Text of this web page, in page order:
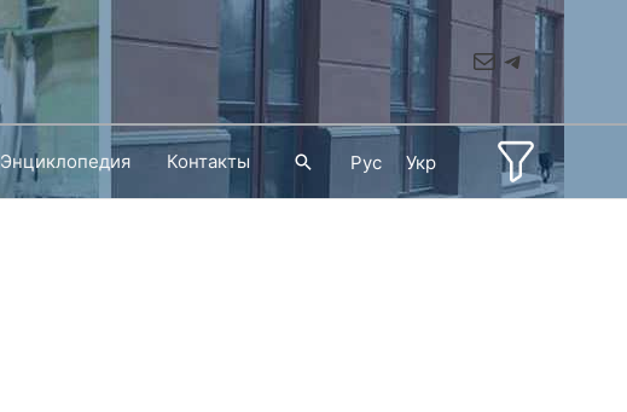
MailTelegram
Энциклопедия Контакты ПоискРус Укр